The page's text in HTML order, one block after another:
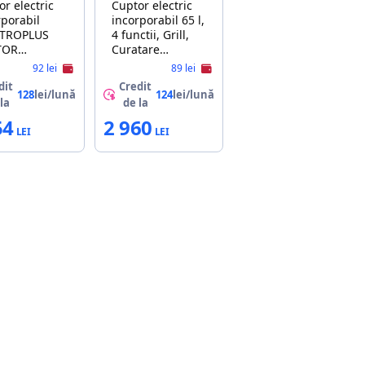
electric
92 lei
128lei/lună
Cuptor electric
incorporabil 65 l,
4 functii, Grill,
Curatare
traditionala,
Negru BACKER
BCE-4M 444BL A
89 lei
Credit
de la
124lei/lună
2 960